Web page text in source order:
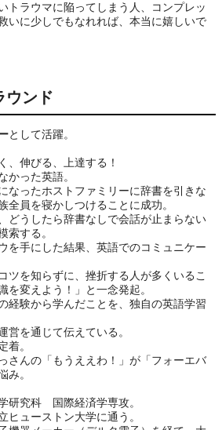
トラウマに陥ってしまう人、コンプレッ
いに少しでもなれれば、本当に嬉しいで
ウンド
として活躍。
、伸びる、上達する！
かった英語。
なったホストファミリーに辞書を引きな
全員を寝かしつけることに成功。
どうしたら辞書なしで会話が止まらない
索する。
を手にした結果、英語でのコミュニケー
ツを知らずに、挫折する人が多くいるこ
を変えよう！」と一念発起。
経験から学んだことを、独自の英語学習
営を通じて伝えている。
着。
さんの「もうええわ！」が「フォーエバ
み。
研究科 国際経済学専攻。
ヒューストン大学に通う。